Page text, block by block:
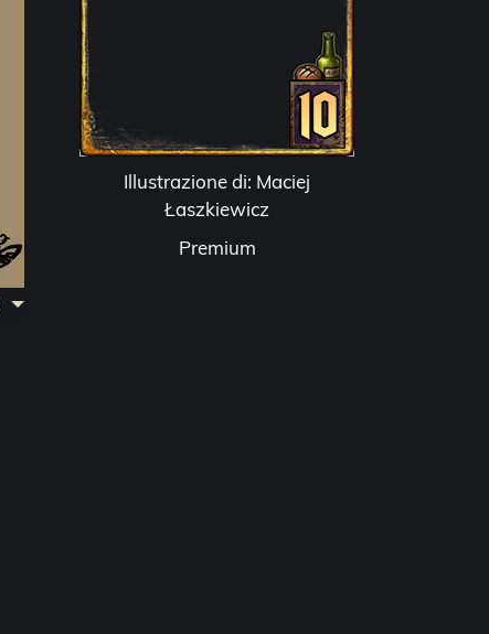
Illustrazione di: Maciej
Łaszkiewicz
Premium